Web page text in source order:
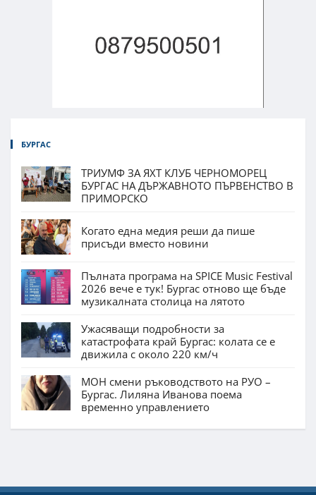
БУРГАС
ТРИУМФ ЗА ЯХТ КЛУБ ЧЕРНОМОРЕЦ
БУРГАС НА ДЪРЖАВНОТО ПЪРВЕНСТВО В
ПРИМОРСКО
Когато една медия реши да пише
присъди вместо новини
Пълната програма на SPICE Music Festival
2026 вече е тук! Бургас отново ще бъде
музикалната столица на лятото
Ужасяващи подробности за
катастрофата край Бургас: колата се е
движила с около 220 км/ч
МОН смени ръководството на РУО –
Бургас. Лиляна Иванова поема
временно управлението